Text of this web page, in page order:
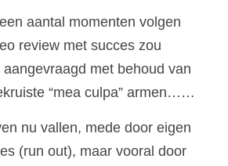
aantal momenten volgen
review met succes zou
met behoud van
“mea culpa” armen……
nu vallen, mede door eigen
(run out), maar vooral door